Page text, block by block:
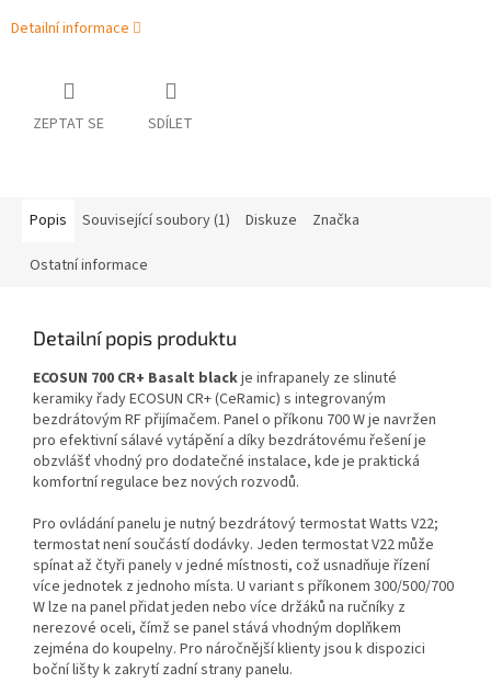
Detailní informace
ZEPTAT SE SDÍLET
Popis Související soubory (1) Diskuze Značka
Ostatní informace
Detailní popis produktu
ECOSUN 700 CR+ Basalt blackje infrapanely ze slinuté
keramiky řady ECOSUN CR+ (CeRamic) s integrovaným
bezdrátovým RF přijímačem. Panel o příkonu 700 W je navržen
pro efektivní sálavé vytápění a díky bezdrátovému řešení je
obzvlášť vhodný pro dodatečné instalace, kde je praktická
komfortní regulace bez nových rozvodů.
Pro ovládání panelu je nutný bezdrátový termostat Watts V22;
termostat není součástí dodávky. Jeden termostat V22 může
spínat až čtyři panely v jedné místnosti, což usnadňuje řízení
více jednotek z jednoho místa. U variant s příkonem 300/500/700
W lze na panel přidat jeden nebo více držáků na ručníky z
nerezové oceli, čímž se panel stává vhodným doplňkem
zejména do koupelny. Pro náročnější klienty jsou k dispozici
boční lišty k zakrytí zadní strany panelu.